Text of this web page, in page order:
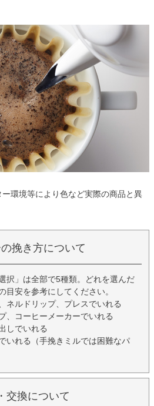
環境等により色など実際の商品と異
挽き方について
択」は全部で5種類。どれを選んだ
目安を参考にしてください。
ネルドリップ、プレスでいれる
、コーヒーメーカーでいれる
しでいれる
いれる（手挽きミルでは困難なパ
交換について